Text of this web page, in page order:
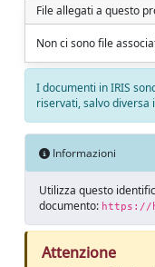
File allegati a questo
Non ci sono file
I documenti in IRIS
riservati, salvo diversa
Informazioni
Utilizza questo
documento: https://
Attenzione